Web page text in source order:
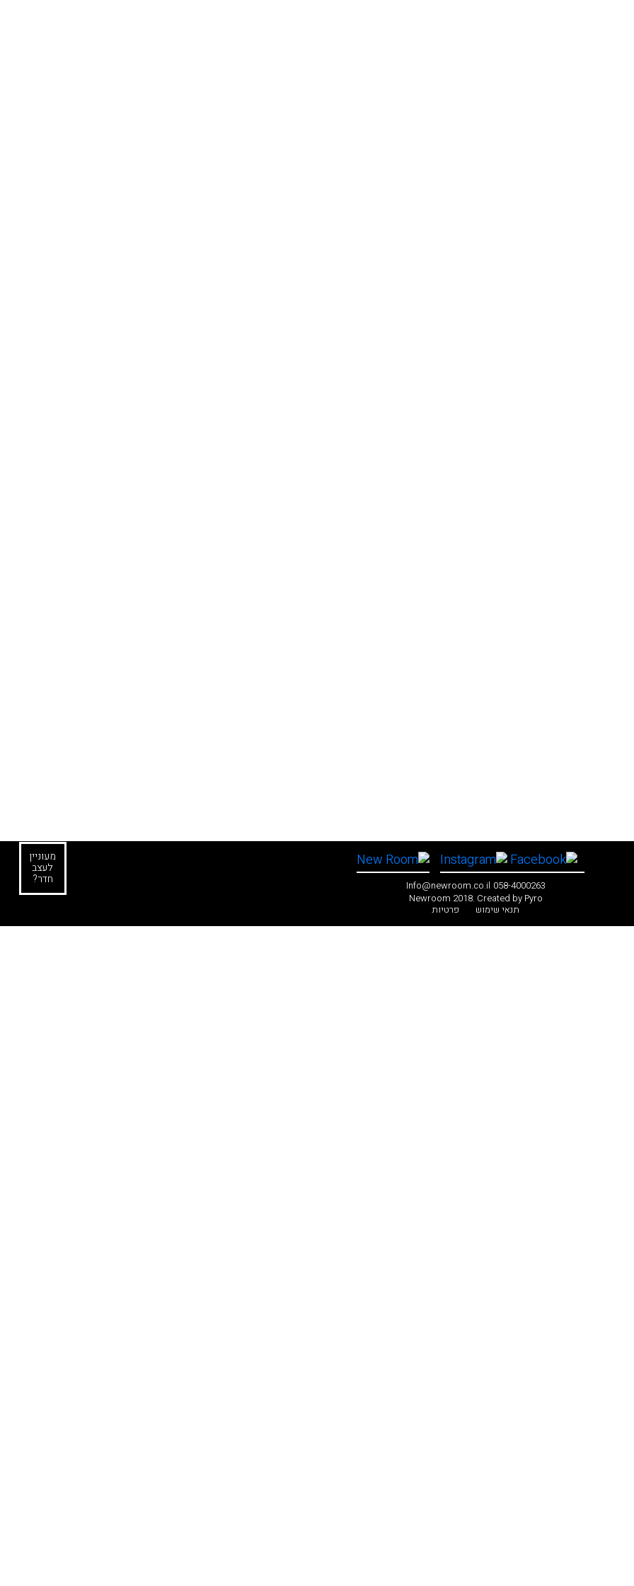
058-4000263
Info@newroom.co.il
Newroom 2018. Created by Pyro
תנאי שימוש
פרטיות
מעוניין
לעצב
חדר?